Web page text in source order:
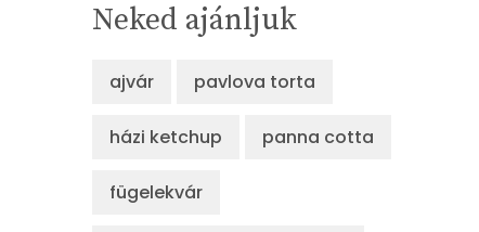
Neked ajánljuk
ajvár pavlova torta
házi ketchup panna cotta
fügelekvár